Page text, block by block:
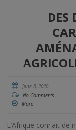
DES
June 8, 2020
No Comments
More
L’Afrique connait de